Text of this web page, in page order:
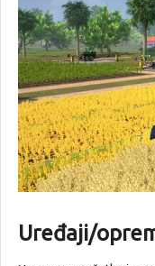
Uređaji/